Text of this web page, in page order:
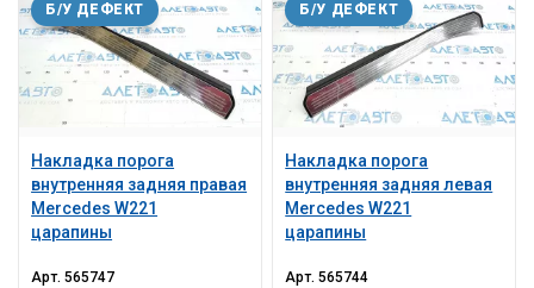
Накладка порога
внутренняя задняя правая
Mercedes W221
царапины
Б/У ДЕФЕКТ
Арт.565747
Накладка порога
внутренняя задняя левая
Mercedes W221
царапины
Б/У ДЕФЕКТ
Арт.565744